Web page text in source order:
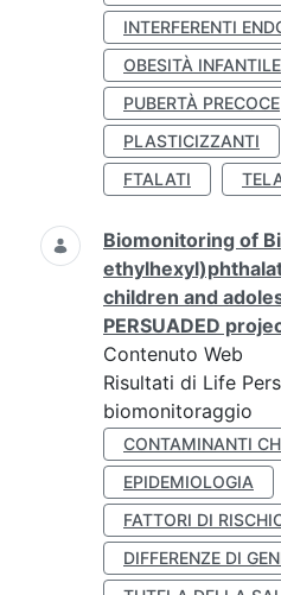
INTERFERENTI
OBESITÀ INFANTILE
PUBERTÀ PRECOCE
PLASTICIZZANTI
FTALATI
Biomonitoring of
children and
PERSUADED
Contenuto Web
Risultati di Life
biomonitoraggio
CONTAMINANTI
EPIDEMIOLOGIA
FATTORI DI
DIFFERENZE DI